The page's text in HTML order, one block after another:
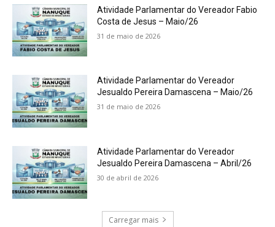
Atividade Parlamentar do Vereador Fabio
Costa de Jesus – Maio/26
31 de maio de 2026
Atividade Parlamentar do Vereador
Jesualdo Pereira Damascena – Maio/26
31 de maio de 2026
Atividade Parlamentar do Vereador
Jesualdo Pereira Damascena – Abril/26
30 de abril de 2026
Carregar mais